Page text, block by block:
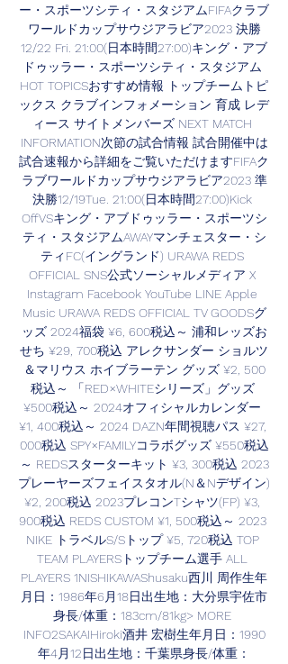
ー・スポーツシティ・スタジアムFIFAクラブ
ワールドカップサウジアラビア2023 決勝
12/22 Fri. 21:00(日本時間27:00)キング・アブ
ドゥッラー・スポーツシティ・スタジアム
HOT TOPICSおすすめ情報 トップチームトピ
ックス クラブインフォメーション 育成 レデ
ィース サイトメンバーズ NEXT MATCH
INFORMATION次節の試合情報 試合開催中は
試合速報から詳細をご覧いただけますFIFAク
ラブワールドカップサウジアラビア2023 準
決勝12/19Tue. 21:00(日本時間27:00)Kick
OffVSキング・アブドゥッラー・スポーツシ
ティ・スタジアムAWAYマンチェスター・シ
ティFC(イングランド) URAWA REDS
OFFICIAL SNS公式ソーシャルメディア X
Instagram Facebook YouTube LINE Apple
Music URAWA REDS OFFICIAL TV GOODSグ
ッズ 2024福袋 ¥6, 600税込～ 浦和レッズお
せち ¥29, 700税込 アレクサンダー ショルツ
＆マリウス ホイブラーテン グッズ ¥2, 500
税込～ 「RED×WHITEシリーズ」グッズ
¥500税込～ 2024オフィシャルカレンダー
¥1, 400税込～ 2024 DAZN年間視聴パス ¥27,
000税込 SPY×FAMILYコラボグッズ ¥550税込
～ REDSスターターキット ¥3, 300税込 2023
プレーヤーズフェイスタオル(N＆Nデザイン)
¥2, 200税込 2023プレコンTシャツ(FP) ¥3,
900税込 REDS CUSTOM ¥1, 500税込～ 2023
NIKE トラベルS/Sトップ ¥5, 720税込 TOP
TEAM PLAYERSトップチーム選手 ALL
PLAYERS 1NISHIKAWAShusaku西川 周作生年
月日：1986年6月18日出生地：大分県宇佐市
身長/体重：183cm/81kg> MORE
INFO2SAKAIHiroki酒井 宏樹生年月日：1990
年4月12日出生地：千葉県身長/体重：